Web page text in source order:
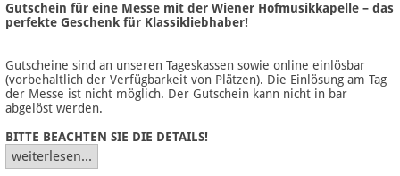
Gutschein für eine Messe mit der Wiener Hofmusikkapelle – das
perfekte Geschenk für Klassikliebhaber!
Gutscheine sind an unseren Tageskassen sowie online einlösbar
(vorbehaltlich der Verfügbarkeit von Plätzen). Die Einlösung am Tag
der Messe ist nicht möglich. Der Gutschein kann nicht in bar
abgelöst werden.
BITTE BEACHTEN SIE DIE DETAILS!
weiterlesen...